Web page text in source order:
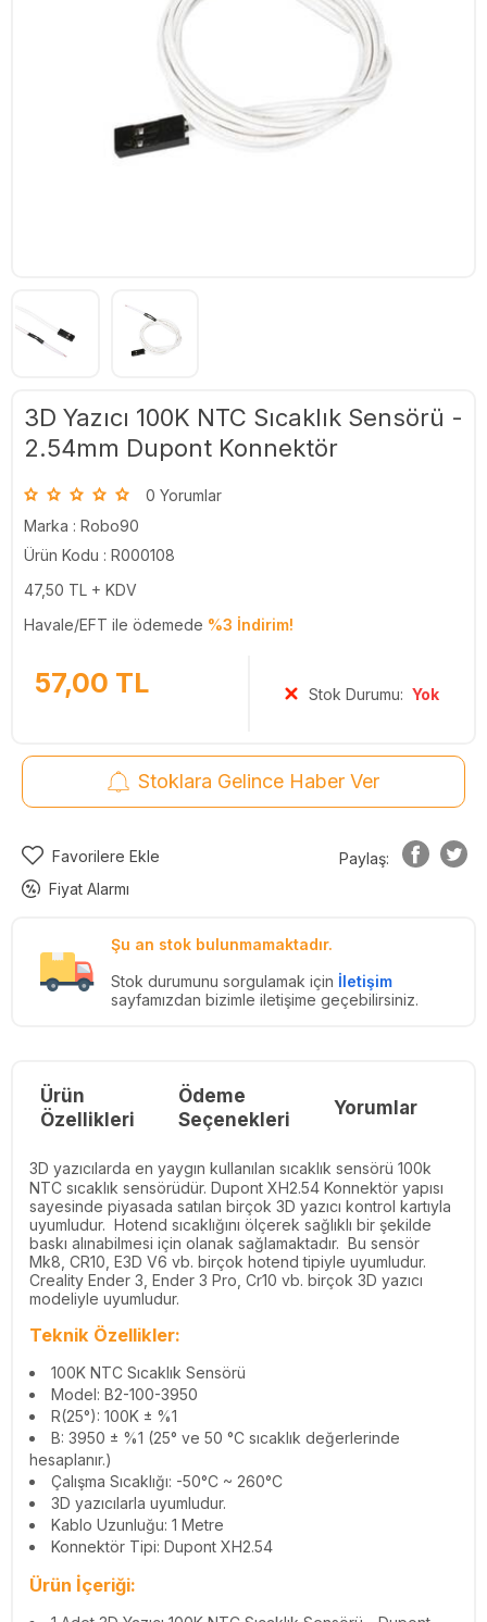
3D Yazıcı 100K NTC Sıcaklık Sensörü -
2.54mm Dupont Konnektör
0 Yorumlar
Marka : Robo90
Ürün Kodu : R000108
47,50 TL + KDV
Havale/EFT ile ödemede %3 İndirim!
57,00 TL Stok Durumu:Yok
Stoklara Gelince Haber Ver
Favorilere Ekle
Fiyat Alarmı
Paylaş:
Şu an stok bulunmamaktadır.
Stok durumunu sorgulamak için İletişim
sayfamızdan bizimle iletişime geçebilirsiniz.
Ürün
Özellikleri
Ödeme
Seçenekleri
Yorumlar
3D yazıcılarda en yaygın kullanılan sıcaklık sensörü 100k
NTC sıcaklık sensörüdür. Dupont XH2.54 Konnektör yapısı
sayesinde piyasada satılan birçok 3D yazıcı kontrol kartıyla
uyumludur. Hotend sıcaklığını ölçerek sağlıklı bir şekilde
baskı alınabilmesi için olanak sağlamaktadır. Bu sensör
Mk8, CR10, E3D V6 vb. birçok hotend tipiyle uyumludur.
Creality Ender 3, Ender 3 Pro, Cr10 vb. birçok 3D yazıcı
modeliyle uyumludur.
Teknik Özellikler:
100K NTC Sıcaklık Sensörü
Model: B2-100-3950
R(25°): 100K ± %1
B: 3950 ± %1 (25° ve 50 °C sıcaklık değerlerinde
hesaplanır.)
Çalışma Sıcaklığı: -50°C ~ 260°C
3D yazıcılarla uyumludur.
Kablo Uzunluğu: 1 Metre
Konnektör Tipi: Dupont XH2.54
Ürün İçeriği: